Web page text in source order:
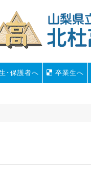
･保護者へ 卒業生へ